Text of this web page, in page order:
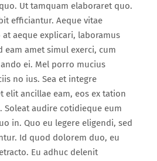
Ut tamquam elaboraret quo.
efficiantur. Aeque vitae
aeque explicari, laboramus
eam amet simul exerci, cum
ei. Mel porro mucius
no ius. Sea et integre
elit ancillae eam, eos ex tation
Soleat audire cotidieque eum
in. Quo eu legere eligendi, sed
Id quod dolorem duo, eu
Eu adhuc delenit